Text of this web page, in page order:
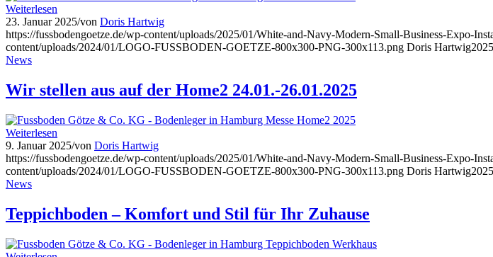
Weiterlesen
23. Januar 2025/von Doris Hartwig
https://fussbodengoetze.de/wp-content/uploads/2025/01/White-and-Navy-Modern-Small-Business-Expo-
content/uploads/2024/01/LOGO-FUSSBODEN-GOETZE-800x300-PNG-300x113.png Doris Hartwig
News
Wir stellen aus auf der Home2 24.01.-26.01.2025
Weiterlesen
9. Januar 2025/von Doris Hartwig
https://fussbodengoetze.de/wp-content/uploads/2025/01/White-and-Navy-Modern-Small-Business-Expo-
content/uploads/2024/01/LOGO-FUSSBODEN-GOETZE-800x300-PNG-300x113.png Doris Hartwig
News
Teppichboden – Komfort und Stil für Ihr Zuhause